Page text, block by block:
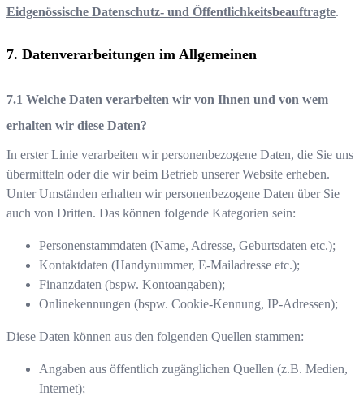
Eidgenössische Datenschutz- und Öffentlichkeitsbeauftragte.
Datenverarbeitungen im Allgemeinen
Welche Daten verarbeiten wir von Ihnen und von wem
erhalten wir diese Daten?
In erster Linie verarbeiten wir personenbezogene Daten, die Sie uns
übermitteln oder die wir beim Betrieb unserer Website erheben.
Unter Umständen erhalten wir personenbezogene Daten über Sie
auch von Dritten. Das können folgende Kategorien sein:
Personenstammdaten (Name, Adresse, Geburtsdaten etc.);
Kontaktdaten (Handynummer, E-Mailadresse etc.);
Finanzdaten (bspw. Kontoangaben);
Onlinekennungen (bspw. Cookie-Kennung, IP-Adressen);
Diese Daten können aus den folgenden Quellen stammen:
Angaben aus öffentlich zugänglichen Quellen (z.B. Medien,
Internet);